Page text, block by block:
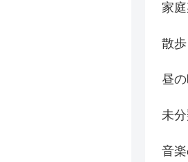
家
散歩
昼
未
音